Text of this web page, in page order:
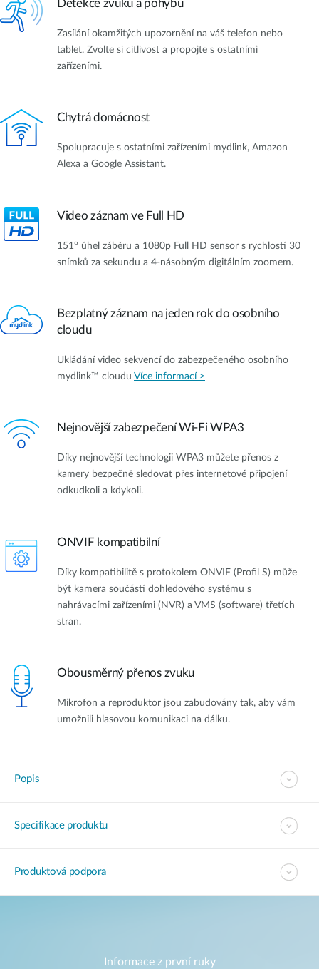
Detekce zvuku a pohybu
Zasílání okamžitých upozornění na váš telefon nebo
tablet. Zvolte si citlivost a propojte s ostatními
zařízeními.
Chytrá domácnost
Spolupracuje s ostatními zařízeními mydlink, Amazon
Alexa a Google Assistant.
Video záznam ve Full HD
151° úhel záběru a 1080p Full HD sensor s rychlostí 30
snímků za sekundu a 4-násobným digitálním zoomem.
Bezplatný záznam na jeden rok do osobního
cloudu
Ukládání video sekvencí do zabezpečeného osobního
mydlink™ cloudu Více informací >
Nejnovější zabezpečení Wi-Fi WPA3
Díky nejnovější technologii WPA3 můžete přenos z
kamery bezpečně sledovat přes internetové připojení
odkudkoli a kdykoli.
ONVIF kompatibilní
Díky kompatibilitě s protokolem ONVIF (Profil S) může
být kamera součástí dohledového systému s
nahrávacími zařízeními (NVR) a VMS (software) třetích
stran.
Obousměrný přenos zvuku
Mikrofon a reproduktor jsou zabudovány tak, aby vám
umožnili hlasovou komunikaci na dálku.
Popis
Specifikace produktu
Produktová podpora
Informace z první ruky